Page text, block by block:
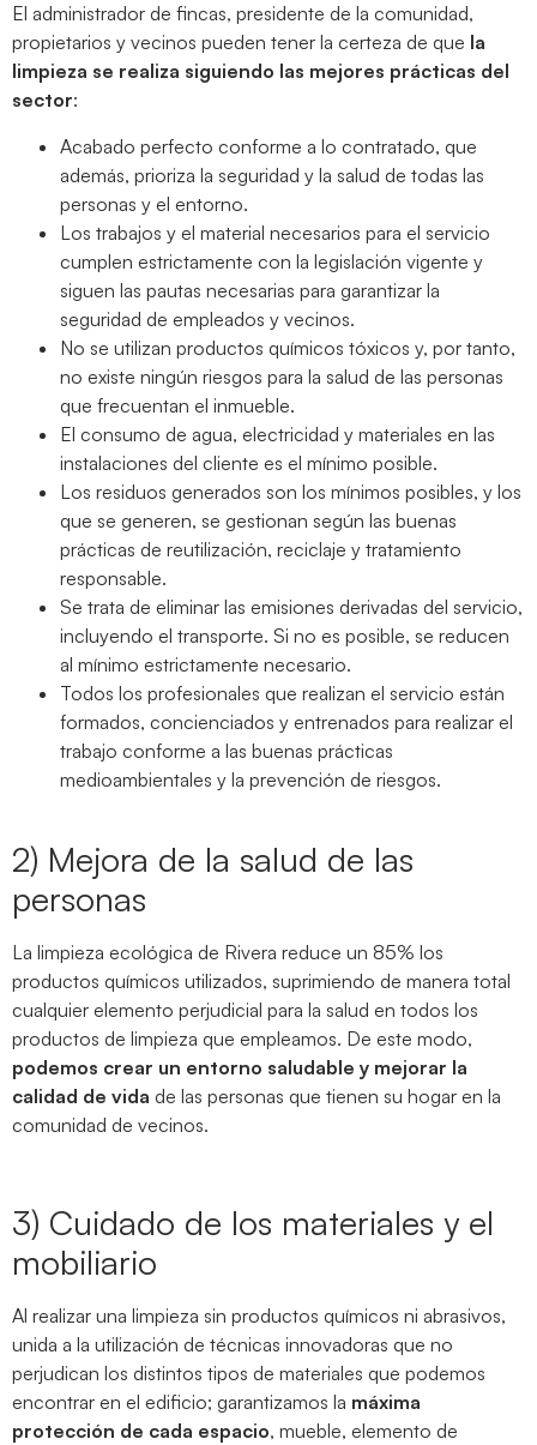
El administrador de fincas, presidente de la comunidad,
propietarios y vecinos pueden tener la certeza de que la
limpieza se realiza siguiendo las mejores prácticas del
sector:
Acabado perfecto conforme a lo contratado, que
además, prioriza la seguridad y la salud de todas las
personas y el entorno.
Los trabajos y el material necesarios para el servicio
cumplen estrictamente con la legislación vigente y
siguen las pautas necesarias para garantizar la
seguridad de empleados y vecinos.
No se utilizan productos químicos tóxicos y, por tanto,
no existe ningún riesgos para la salud de las personas
que frecuentan el inmueble.
El consumo de agua, electricidad y materiales en las
instalaciones del cliente es el mínimo posible.
Los residuos generados son los mínimos posibles, y los
que se generen, se gestionan según las buenas
prácticas de reutilización, reciclaje y tratamiento
responsable.
Se trata de eliminar las emisiones derivadas del servicio,
incluyendo el transporte. Si no es posible, se reducen
al mínimo estrictamente necesario.
Todos los profesionales que realizan el servicio están
formados, concienciados y entrenados para realizar el
trabajo conforme a las buenas prácticas
medioambientales y la prevención de riesgos.
2) Mejora de la salud de las
personas
La limpieza ecológica de Rivera reduce un 85% los
productos químicos utilizados, suprimiendo de manera total
cualquier elemento perjudicial para la salud en todos los
productos de limpieza que empleamos. De este modo,
podemos crear un entorno saludable y mejorar la
calidad de vida de las personas que tienen su hogar en la
comunidad de vecinos.
3) Cuidado de los materiales y el
mobiliario
Al realizar una limpieza sin productos químicos ni abrasivos,
unida a la utilización de técnicas innovadoras que no
perjudican los distintos tipos de materiales que podemos
encontrar en el edificio; garantizamos la máxima
protección de cada espacio, mueble, elemento de